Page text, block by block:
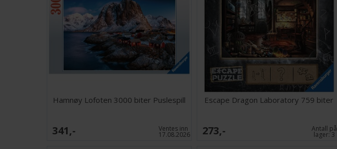
Hamnøy Lofoten 3000 biter Puslespill
341,- Ventes inn
17.08.2026
Escape Dragon Laboratory 759 biter
273,- Antall på
lager:3